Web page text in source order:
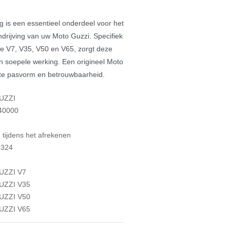
is een essentieel onderdeel voor het
van uw Moto Guzzi. Specifiek
V7, V35, V50 en V65, zorgt deze
soepele werking. Een origineel Moto
pasvorm en betrouwbaarheid.
tijdens het afrekenen
V7
V35
V50
V65